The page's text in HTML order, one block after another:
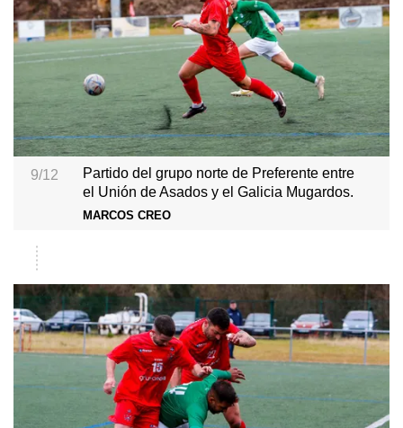
9/12
Partido del grupo norte de Preferente entre
el Unión de Asados y el Galicia Mugardos.
MARCOS CREO